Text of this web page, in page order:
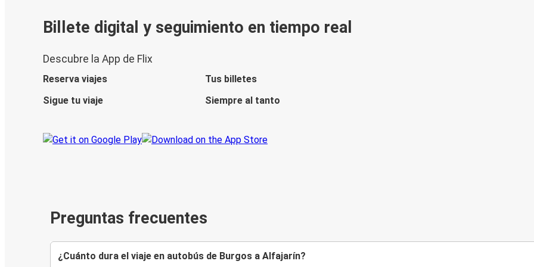
Billete digital y seguimiento en tiempo real
Descubre la App de Flix
Reserva viajes
Tus billetes
Sigue tu viaje
Siempre al tanto
Preguntas frecuentes
¿Cuánto dura el viaje en autobús de Burgos a Alfajarín?